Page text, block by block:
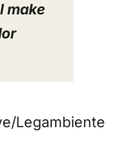
make
Legambiente